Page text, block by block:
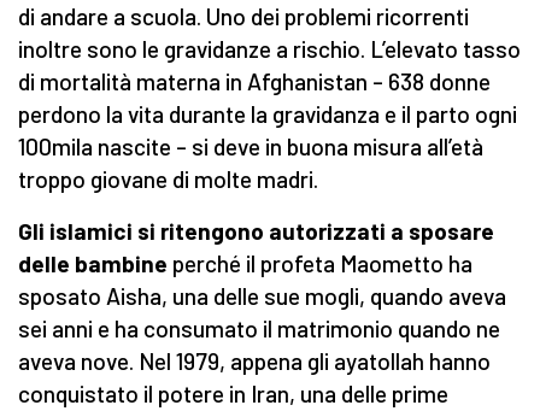
di andare a scuola. Uno dei problemi ricorrenti
inoltre sono le gravidanze a rischio. L’elevato tasso
di mortalità materna in Afghanistan – 638 donne
perdono la vita durante la gravidanza e il parto ogni
100mila nascite – si deve in buona misura all’età
troppo giovane di molte madri.
Gli islamici si ritengono autorizzati a sposare
delle bambine perché il profeta Maometto ha
sposato Aisha, una delle sue mogli, quando aveva
sei anni e ha consumato il matrimonio quando ne
aveva nove. Nel 1979, appena gli ayatollah hanno
conquistato il potere in Iran, una delle prime